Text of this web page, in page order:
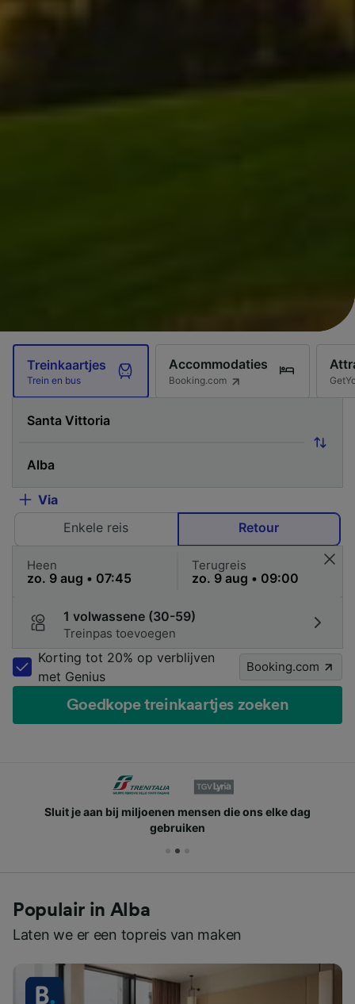
Treinkaartjes
Trein en bus
Accommodaties
Booking.com
Via
Enkele reis
Retour
Heen Terugreis
1 volwassene (30-59)
Treinpas toevoegen
Korting tot 20% op verblijven
met Genius
Booking.com
Goedkope treinkaartjes zoeken
Sluit je aan bij miljoenen mensen die ons elke dag
gebruiken
Populair in Alba
Laten we er een topreis van maken